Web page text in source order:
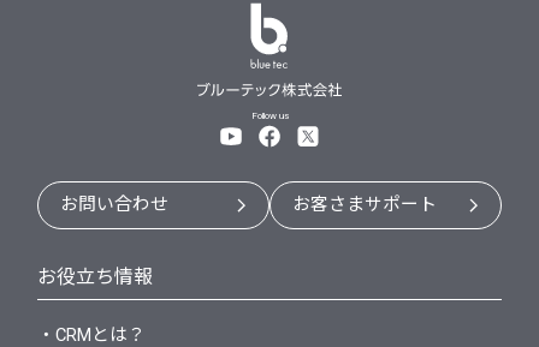
Follow us
お問い合わせ お客さまサポート
お役立ち情報
・CRMとは？